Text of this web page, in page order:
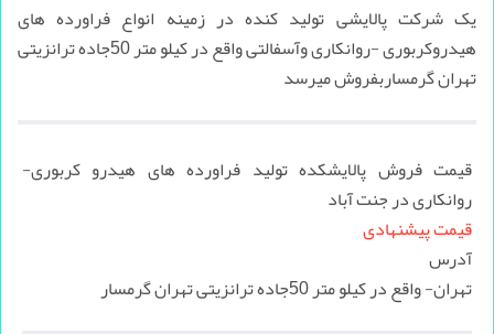
یک شرکت پالایشی تولید کنده در زمینه انواع فراورده های
هیدروکربوری -روانکاری وآسفالتی واقع در کیلو متر 50جاده ترانزیتی
تهران گرمساربفروش میرسد
قیمت فروش پالایشکده تولید فراورده های هیدرو کربوری-
روانکاری در جنت آباد
قیمت پیشنهادی
آدرس
تهران- واقع در کیلو متر 50جاده ترانزیتی تهران گرمسار